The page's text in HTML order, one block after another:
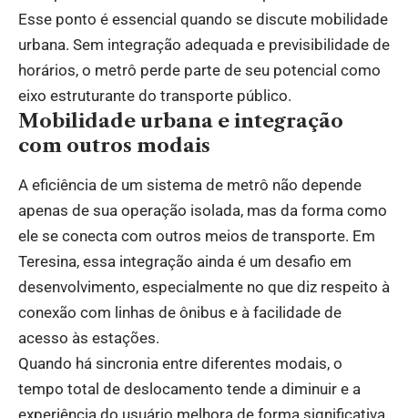
Esse ponto é essencial quando se discute mobilidade
urbana. Sem integração adequada e previsibilidade de
horários, o metrô perde parte de seu potencial como
eixo estruturante do transporte público.
Mobilidade urbana e integração
com outros modais
A eficiência de um sistema de metrô não depende
apenas de sua operação isolada, mas da forma como
ele se conecta com outros meios de transporte. Em
Teresina, essa integração ainda é um desafio em
desenvolvimento, especialmente no que diz respeito à
conexão com linhas de ônibus e à facilidade de
acesso às estações.
Quando há sincronia entre diferentes modais, o
tempo total de deslocamento tende a diminuir e a
experiência do usuário melhora de forma significativa.